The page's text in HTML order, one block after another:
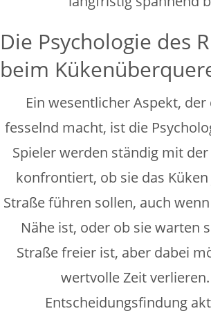
Die Psychologie des
beim
Ein wesentlicher Aspekt, der
fesselnd macht, ist die
Spieler werden ständig mit
konfrontiert, ob sie das
Straße führen sollen, auch
Nähe ist, oder ob sie warten
Straße freier ist, aber dabei
wertvolle Zeit
Entscheidungsfindung